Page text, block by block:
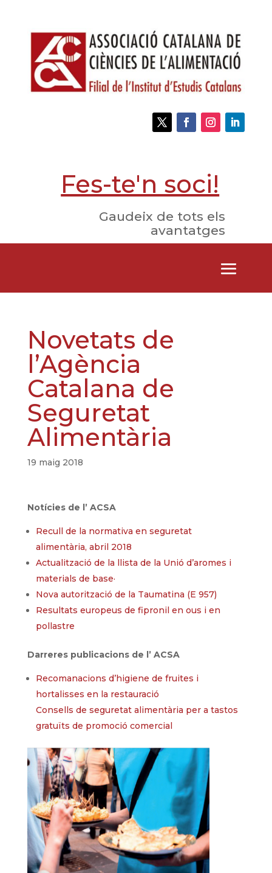
Fes-te'n soci!
Gaudeix de tots els
avantatges
Novetats de
l’Agència
Catalana de
Seguretat
Alimentària
19 maig 2018
Notícies de l’ ACSA
Recull de la normativa en seguretat
alimentària, abril 2018
Actualització de la llista de la Unió d’aromes i
materials de base·
Nova autorització de la Taumatina (E 957)
Resultats europeus de fipronil en ous i en
pollastre
Darreres publicacions de l’ ACSA
Recomanacions d’higiene de fruites i
hortalisses en la restauració
Consells de seguretat alimentària per a tastos
gratuïts de promoció comercial